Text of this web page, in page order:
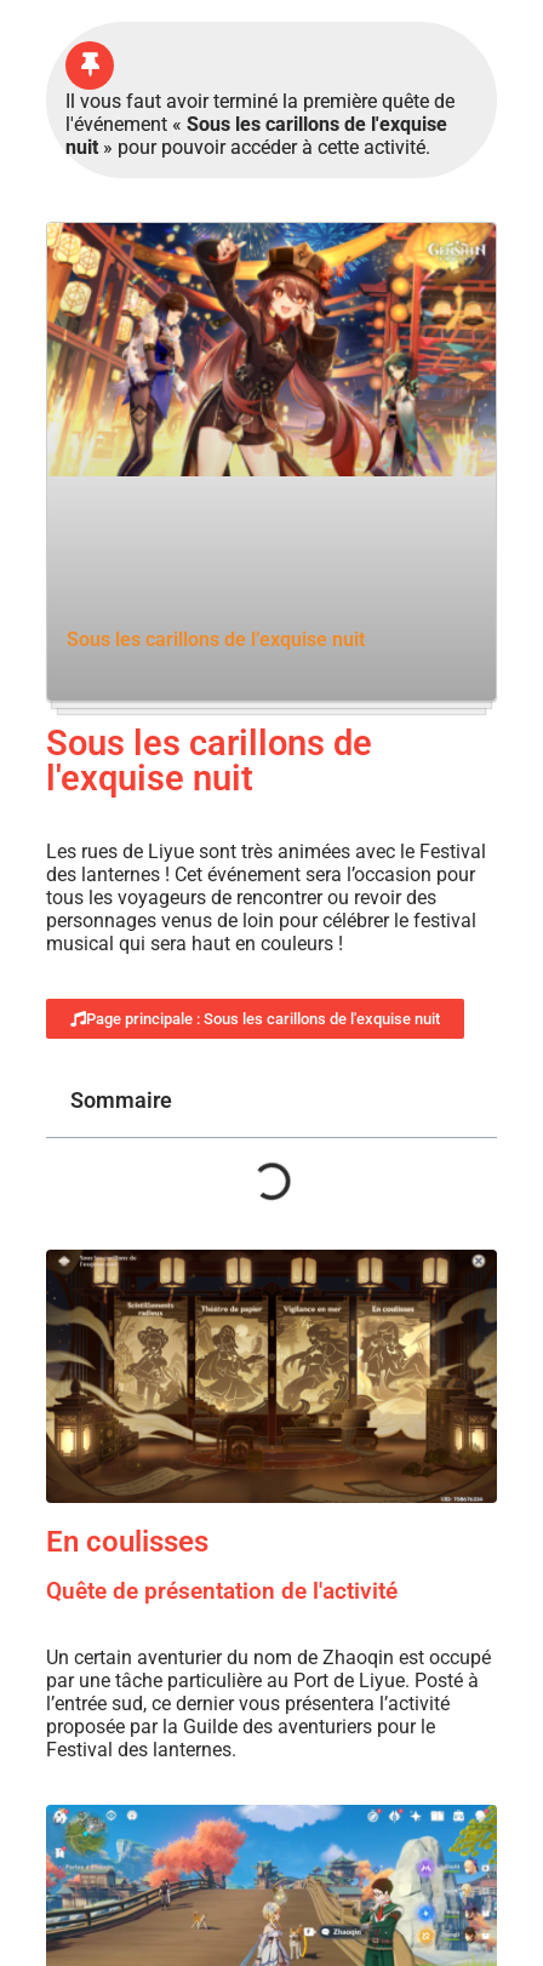
Il vous faut avoir terminé la première quête de
l'événement « Sous les carillons de l'exquise
nuit» pour pouvoir accéder à cette activité.
Sous les carillons de l’exquise nuit
Sous les carillons de
l'exquise nuit
Les rues de Liyue sont très animées avec le Festival
des lanternes ! Cet événement sera l’occasion pour
tous les voyageurs de rencontrer ou revoir des
personnages venus de loin pour célébrer le festival
musical qui sera haut en couleurs !
Page principale : Sous les carillons de l'exquise nuit
Sommaire
En coulisses
Quête de présentation de l'activité
Un certain aventurier du nom de Zhaoqin est occupé
par une tâche particulière au Port de Liyue. Posté à
l’entrée sud, ce dernier vous présentera l’activité
proposée par la Guilde des aventuriers pour le
Festival des lanternes.